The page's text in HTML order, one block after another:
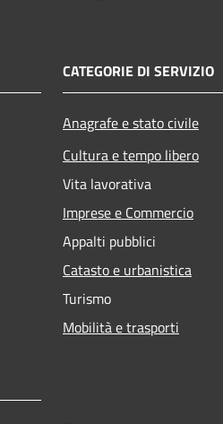
CATEGORIE DI SERVIZIO
Anagrafe e stato civile
Cultura e tempo libero
Vita lavorativa
Imprese e Commercio
Appalti pubblici
Catasto e urbanistica
Turismo
Mobilità e trasporti